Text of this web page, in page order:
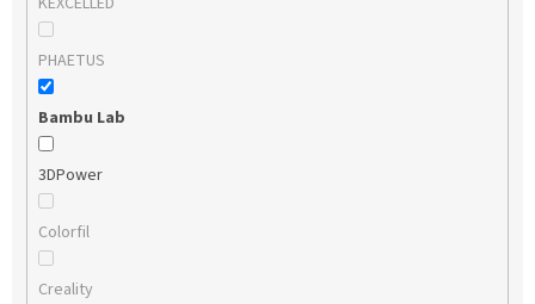
PHAETUS
Bambu Lab
3DPower
Colorfil
Creality